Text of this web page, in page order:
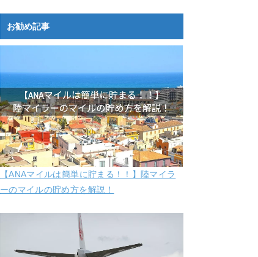
お勧め記事
【ANAマイルは簡単に貯まる！！】陸マイラ
ーのマイルの貯め方を解説！